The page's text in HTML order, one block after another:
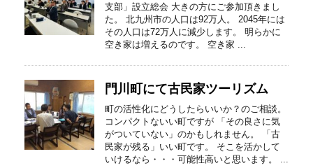
支部」設立総会 大きの方にご参加頂きまし
た。 北九州市の人口は92万人。 2045年には
その人口は72万人に減少します。 明らかに
空き家は増えるのです。 空き家 ...
門川町にて古民家ツーリズム
町の活性化にどうしたらいいか？のご相談。
コンパクトないい町ですが 「その良さに気
がついていない」のかもしれません。 「古
民家が残る」いい町です。 そこを活かして
いけるなら・・・可能性高いと思います。 ...